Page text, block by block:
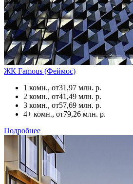
ЖК Famous (Феймос)
1 комн., от31,97 млн. р.
2 комн., от41,49 млн. р.
3 комн., от57,69 млн. р.
4+ комн., от79,26 млн. р.
Подробнее